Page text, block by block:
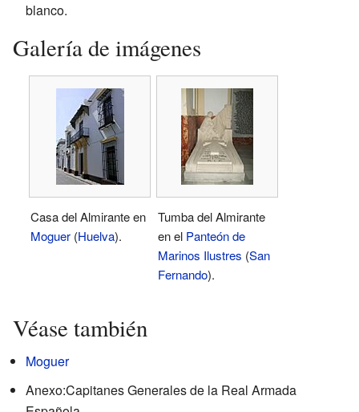
blanco.
Galería de imágenes
Casa del Almirante en
Moguer (Huelva).
Tumba del Almirante
en el Panteón de
Marinos Ilustres (San
Fernando).
Véase también
Moguer
Anexo:Capitanes Generales de la Real Armada